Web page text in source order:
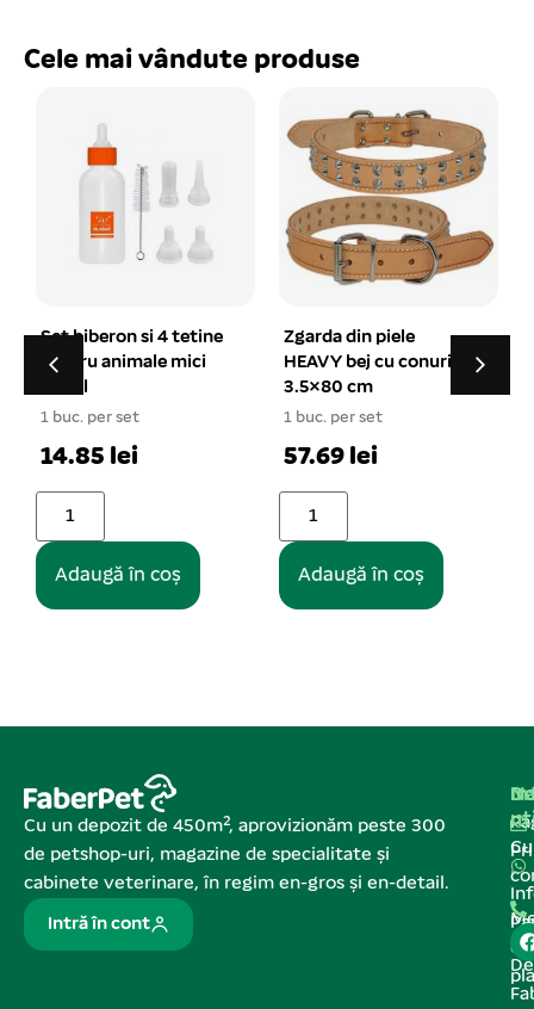
Cele mai vândute produse
Zgarda din piele
HEAVY bej cu conuri
3.5×80 cm
1 buc. per set
57.69 lei
Adaugă în coș
Haina piele imblanita
cu guler XS – 8# rosu
1 buc. per set
39.58 lei
Cu un depozit de 450m², aprovizionăm peste 300
de petshop-uri, magazine de specialitate și
cabinete veterinare, în regim en-gros și en-detail.
Intră în cont
de